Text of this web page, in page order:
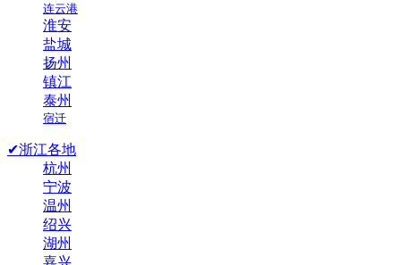
连云港
淮安
盐城
扬州
镇江
泰州
宿迁
✔浙江各地
杭州
宁波
温州
绍兴
湖州
嘉兴